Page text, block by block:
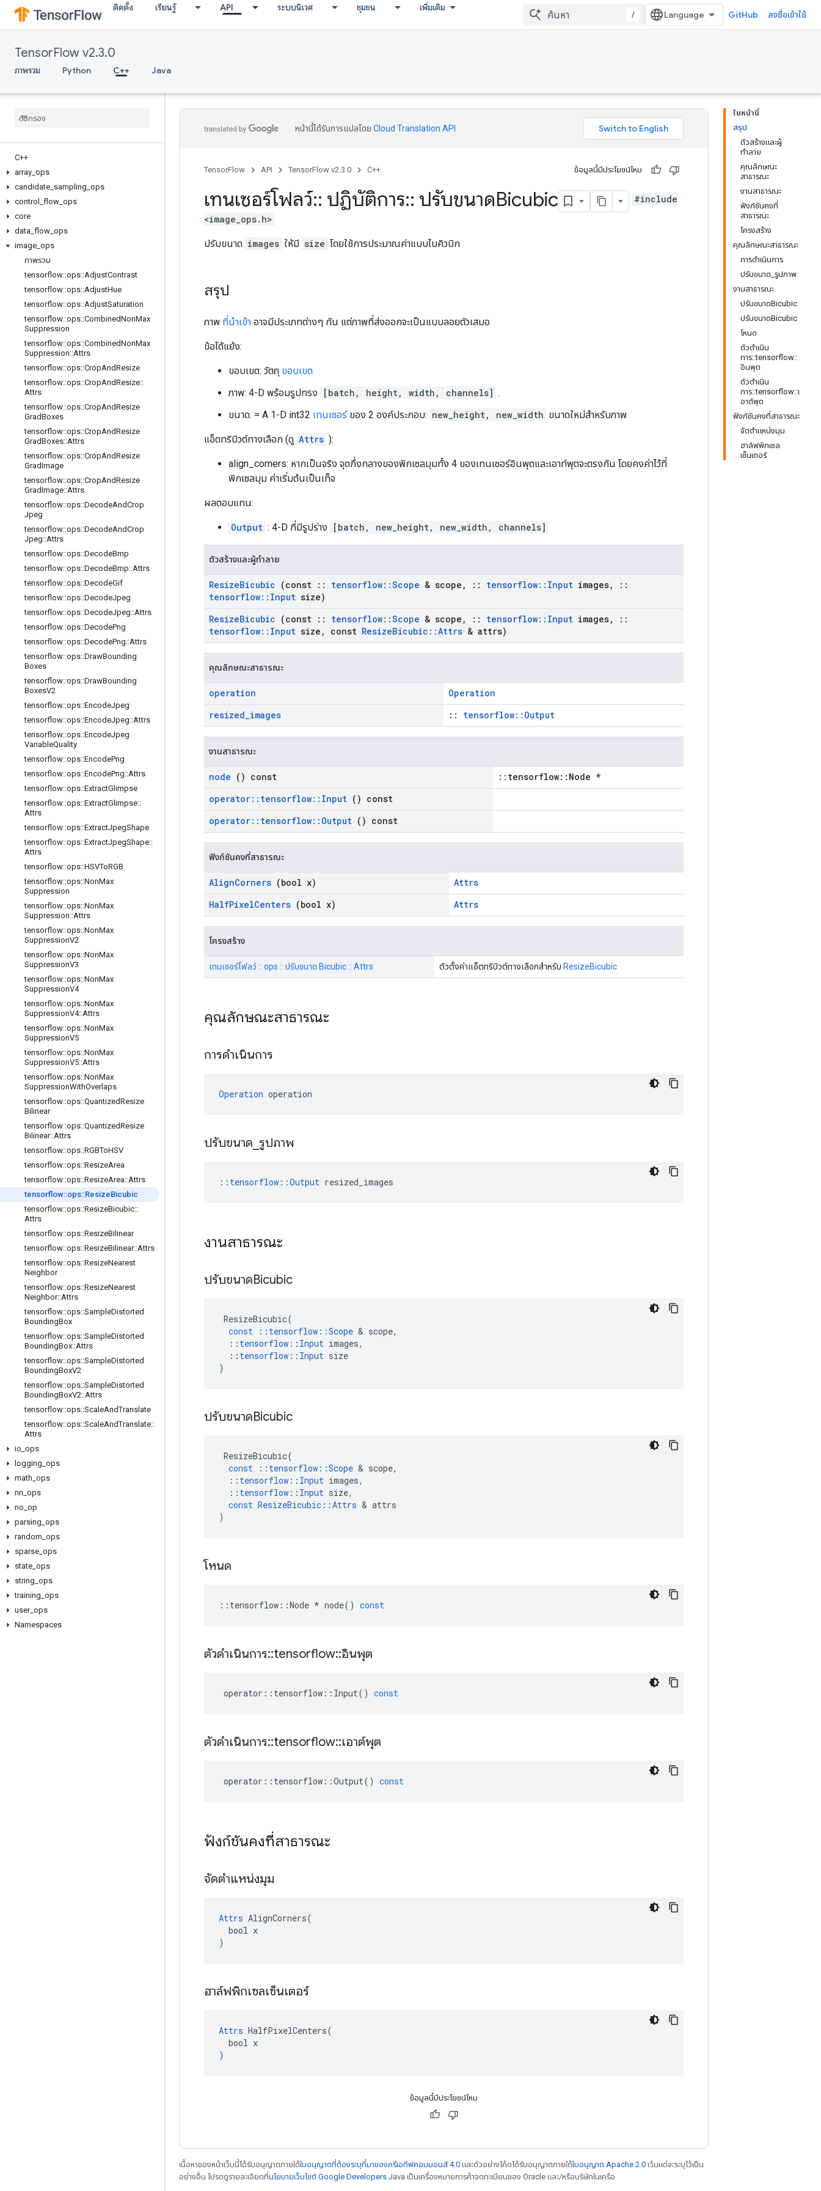
ติดตั้ง เรียนรู้ API ระบบนิเวศ ชุมชน เพิ่มเติม
/ GitHub ลงชื่อเข้าใช้
TensorFlow v2.3.0
ภาพรวม Python C++ Java
C++
array ops
candidate sampling ops
control
flow ops
core
data flow ops
image ops
ภาพรวม
tensorflow::ops::AdjustContrast
tensorflow::ops::AdjustHue
tensorflow::ops::AdjustSaturation
tensorflow::ops::CombinedNonMax
Suppression
tensorflow::ops::CombinedNonMax
Suppression::Attrs
tensorflow::ops::CropAndResize
tensorflow::ops::CropAndResize::
Attrs
tensorflow::ops::CropAndResize
GradBoxes
tensorflow::ops::CropAndResize
GradBoxes::Attrs
tensorflow::ops::CropAndResize
GradImage
tensorflow::ops::CropAndResize
GradImage::Attrs
tensorflow::ops::DecodeAndCrop
Jpeg
tensorflow::ops::DecodeAndCrop
Jpeg::Attrs
tensorflow::ops::DecodeBmp
tensorflow::ops::DecodeBmp::Attrs
tensorflow::ops::DecodeGif
tensorflow::ops::DecodeJpeg
tensorflow::ops::DecodeJpeg::Attrs
tensorflow::ops::DecodePng
tensorflow::ops::DecodePng::Attrs
tensorflow::ops::DrawBounding
Boxes
tensorflow::ops::DrawBounding
BoxesV2
tensorflow::ops::EncodeJpeg
tensorflow::ops::EncodeJpeg::Attrs
tensorflow::ops::EncodeJpeg
VariableQuality
tensorflow::ops::EncodePng
tensorflow::ops::EncodePng::Attrs
tensorflow::ops::ExtractGlimpse
tensorflow::ops::ExtractGlimpse::
Attrs
tensorflow::ops::ExtractJpegShape
tensorflow::ops::ExtractJpegShape::
Attrs
tensorflow::ops::HSVToRGB
tensorflow::ops::NonMax
Suppression
tensorflow::ops::NonMax
Suppression::Attrs
tensorflow::ops::NonMax
SuppressionV2
tensorflow::ops::NonMax
SuppressionV3
tensorflow::ops::NonMax
SuppressionV4
tensorflow::ops::NonMax
SuppressionV4::Attrs
tensorflow::ops::NonMax
SuppressionV5
tensorflow::ops::NonMax
SuppressionV5::Attrs
tensorflow::ops::NonMax
SuppressionWithOverlaps
tensorflow::ops::QuantizedResize
Bilinear
tensorflow::ops::QuantizedResize
Bilinear::Attrs
tensorflow::ops::RGBToHSV
tensorflow::ops::ResizeArea
tensorflow::ops::ResizeArea::Attrs
tensorflow::ops::ResizeBicubic
tensorflow::ops::ResizeBicubic::
Attrs
tensorflow::ops::ResizeBilinear
tensorflow::ops::ResizeBilinear::Attrs
tensorflow::ops::ResizeNearest
Neighbor
tensorflow::ops::ResizeNearest
Neighbor::Attrs
tensorflow::ops::SampleDistorted
BoundingBox
tensorflow::ops::SampleDistorted
BoundingBox::Attrs
tensorflow::ops::SampleDistorted
BoundingBoxV2
tensorflow::ops::SampleDistorted
BoundingBoxV2::Attrs
tensorflow::ops::ScaleAndTranslate
tensorflow::ops::ScaleAndTranslate::
Attrs
io ops
logging ops
math ops
nn ops
no op
parsing ops
random ops
sparse ops
state ops
string ops
training ops
user_ ops
Namespaces
ในหน้านี้
สรุป
ตัวสร้างและผู้
ทำลาย
คุณลักษณะ
สาธารณะ
งานสาธารณะ
ฟังก์ชันคงที่
สาธารณะ
โครงสร้าง
คุณลักษณะสาธารณะ
การดำเนินการ
ปรับขนาด_รูปภาพ
งานสาธารณะ
ปรับขนาดBicubic
ปรับขนาดBicubic
โหนด
ตัวดำเนิน
การ::tensorflow::
อินพุต
ตัวดำเนิน
การ::tensorflow::เ
อาต์พุต
ฟังก์ชันคงที่สาธารณะ
จัดตำแหน่งมุม
ฮาล์ฟพิกเซล
เซ็นเตอร์
หน้านี้ได้รับการแปลโดย Cloud Translation API
TensorFlow API TensorFlow v2.3.0 C++ ข้อมูลนี้มีประโยชน์ไหม
เทนเซอร์โฟลว์:: ปฏิบัติการ:: ปรับขนาดBicubic
#include
<image_ops.h>
ปรับขนาด images ให้มี size โดยใช้การประมาณค่าแบบไบคิวบิก
สรุป
ภาพ ที่นำเข้า อาจมีประเภทต่างๆ กัน แต่ภาพที่ส่งออกจะเป็นแบบลอยตัวเสมอ
ข้อโต้แย้ง:
ขอบเขต: วัตถุ ขอบเขต
ภาพ: 4-D พร้อมรูปทรง
[batch, height, width, channels] .
ขนาด: = A 1-D int32 เทนเซอร์ของ 2 องค์ประกอบ: new_height, new_width ขนาดใหม่สำหรับภาพ
แอ็ตทริบิวต์ทางเลือก (ดู Attrs ):
align_corners: หากเป็นจริง จุดกึ่งกลางของพิกเซลมุมทั้ง 4 ของเทนเซอร์อินพุตและเอาท์พุตจะตรงกัน โดยคงค่าไว้ที่
พิกเซลมุม ค่าเริ่มต้นเป็นเท็จ
ผลตอบแทน:
Output : 4-D ที่มีรูปร่าง [batch, new_height, new_width, channels]
ตัวสร้างและผู้ทำลาย
ResizeBicubic (const :: tensorflow::Scope & scope , :: tensorflow:: Input images,
::
tensorflow:: Input size)
ResizeBicubic (const :: tensorflow::Scope & scope , :: tensorflow:: Input images,
::
tensorflow:: Input size , const ResizeBicubic ::Attrs & attrs)
คุณลักษณะสาธารณะ
operation
Operation
resized_images :: tensorflow::Output
งานสาธารณะ
node () const
::tensorflow::Node *
operator:: tensorflow:: Input () const
operator:: tensorflow:: Output () const
ฟังก์ชันคงที่สาธารณะ
AlignCorners (bool x)
Attrs
HalfPixelCenters (bool x) Attrs
โครงสร้าง
เทนเซอร์โฟลว์ :: ops :: ปรับขนาด Bicubic :: Attrs ตัวตั้งค่าแอ็ตทริบิวต์ทางเลือกสำหรับ ResizeBicubic
คุณลักษณะสาธารณะ
การดำเนินการ
Operation operation
ปรับขนาด รูปภาพ
:: tensorflow::Output resized_images
งานสาธารณะ
ปรับขนาดBicubic
ResizeBicubic(
const
:: tensorflow ::Scope & scope,
:: tensorflow :: Input images,
:: tensorflow :: Input size
)
ปรับขนาดBicubic
ResizeBicubic(
const
:: tensorflow ::Scope & scope,
:: tensorflow :: Input images,
:: tensorflow :: Input size,
const ResizeBicubic ::Attrs & attrs
)
โหนด
:: tensorflow ::Node * node() const
ตัวดำเนินการ::tensorflow::อินพุต
operator :: tensorflow :: Input() const
ตัวดำเนินการ::tensorflow::เอาต์พุต
operator :: tensorflow ::Output() const
ฟังก์ชันคงที่สาธารณะ
จัดตำแหน่งมุม
Attrs AlignCorners(
  bool x
)
ฮาล์ฟพิกเซลเซ็นเตอร์
Attrs HalfPixelCenters(
  bool x
)
ข้อมูลนี้มีประโยชน์ไหม
เนื้อหาของหน้าเว็บนี้ได้รับอนุญาตภายใต้ใบอนุญาตที่ต้องระบุที่มาของครีเอทีฟคอมมอนส์ 4.0 และตัวอย่างโค้ดได้รับอนุญาตภายใต้ใบอนุญาต Apache 2.0 เว้นแต่จะระบุไว้เป็น
อย่างอื่น โปรดดูรายละเอียดที่นโยบายเว็บไซต์ Google Developers Java เป็นเครื่องหมายการค้าจดทะเบียนของ Oracle และ/หรือบริษัทในเครือ